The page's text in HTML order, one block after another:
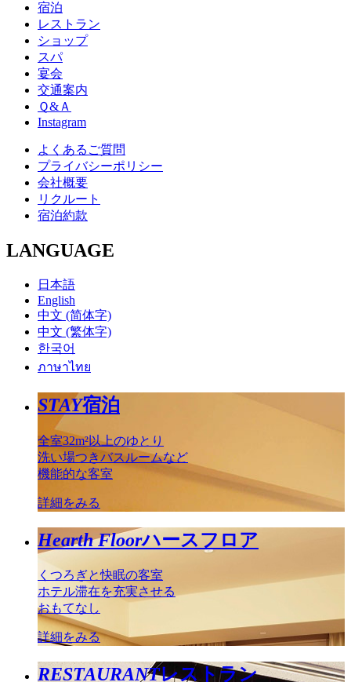
宿泊
レストラン
ショップ
スパ
宴会
交通案内
Ｑ&Ａ
Instagram
よくあるご質問
プライバシーポリシー
会社概要
リクルート
宿泊約款
LANGUAGE
日本語
English
中文 (简体字)
中文 (繁体字)
한국어
ภาษาไทย
STAY宿泊
全室32m²以上のゆとり
洗い場つきバスルームなど
機能的な客室
詳細をみる
Hearth Floorハースフロア
くつろぎと快眠の客室
ホテル滞在を充実させる
おもてなし
詳細をみる
RESTAURANTレストラン